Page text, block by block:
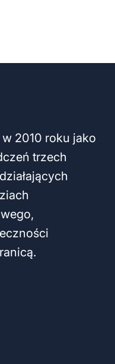
w 2010 roku jako
trzech